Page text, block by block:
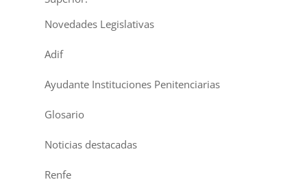
Novedades Legislativas
Adif
Ayudante Instituciones Penitenciarias
Glosario
Noticias destacadas
Renfe